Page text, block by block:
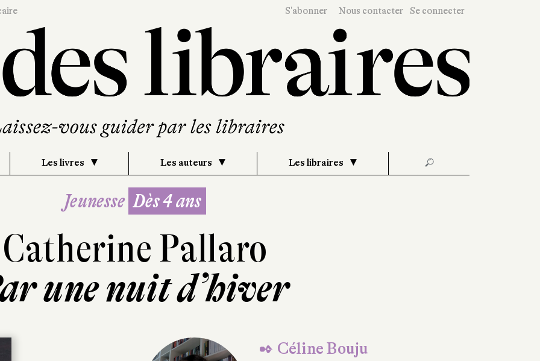
S'abonner Nous contacter Se connecter
Les livres Les auteurs Les libraires 🔎
Jeunesse Dès 4 ans
Catherine Pallaro
une nuit d’hiver
✒ Céline Bouju